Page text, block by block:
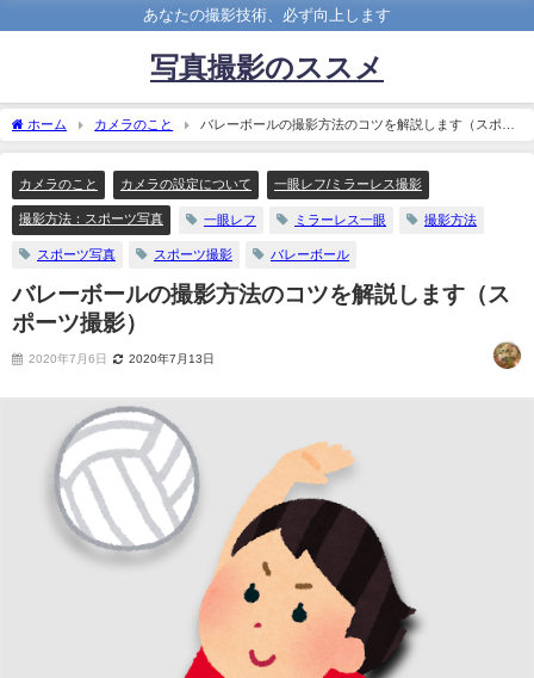
あなたの撮影技術、必ず向上します
写真撮影のススメ
ホーム カメラのこと
バレーボールの撮影方法のコツを解説します（スポー
ツ撮影）
カメラのこと カメラの設定について 一眼レフ/ミラーレス撮影
撮影方法：スポーツ写真 一眼レフ ミラーレス一眼 撮影方法
スポーツ写真 スポーツ撮影 バレーボール
バレーボールの撮影方法のコツを解説します（ス
ポーツ撮影）
2020年7月6日 2020年7月13日